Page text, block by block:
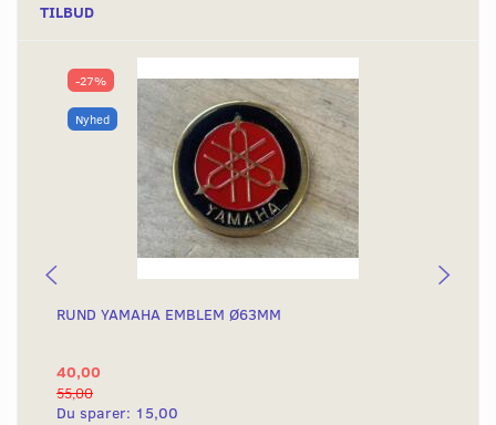
TILBUD
-27%
Nyhed
RUND YAMAHA EMBLEM Ø63MM
40,00
55,00
Du sparer: 15,00